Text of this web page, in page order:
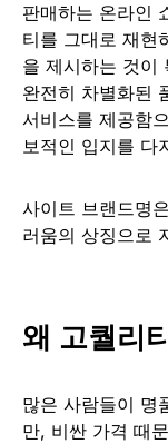
판매하는 온라인
티를 그대로 재현
을 제시하는 것이
완전히 차별화된
서비스를 제공함
보적인 입지를 다
사이트 브랜드명은
러움의 상징으로
왜 고퀄리
많은 사람들이 명
만, 비싼 가격 때